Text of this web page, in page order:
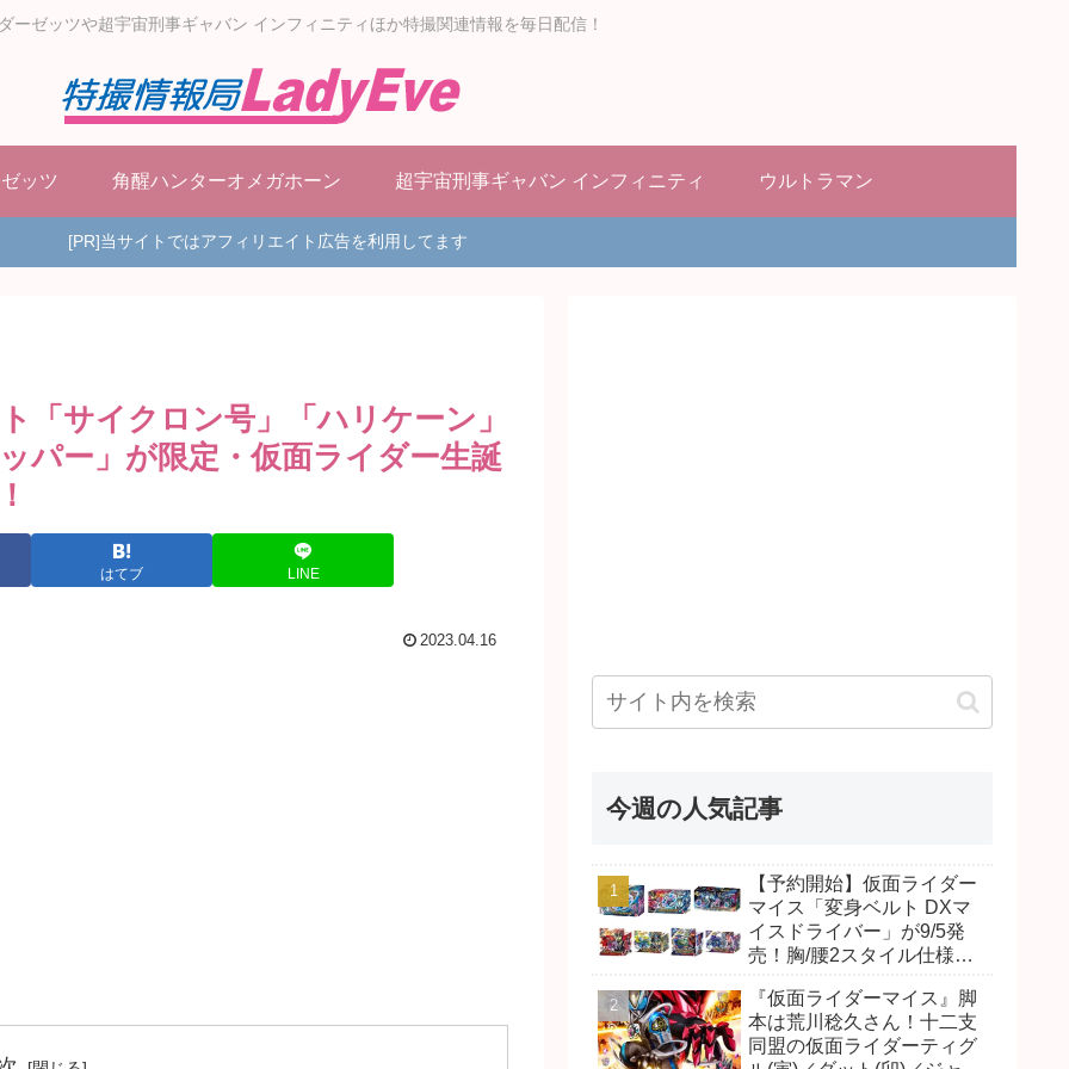
ーゼッツや超宇宙刑事ギャバン インフィニティほか特撮関連情報を毎日配信！
ッツ 角醒ハンターオメガホーン 超宇宙刑事ギャバン インフィニティ ウルトラマン
[PR]当サイトではアフィリエイト広告を利用してます
「サイクロン号」「ハリケーン」
パー」が限定・仮面ライダー生誕
はてブ LINE
2023.04.16
今週の人気記事
【予約開始】仮面ライダー
マイス「変身ベルト DXマ
イスドライバー」が9/5発
売！胸/腰2スタイル仕様！
ッシュ、ジャオ/バイト、ケ
イ/ショットボーンバックル
も！
『仮面ライダーマイス』脚
本は荒川稔久さん！十二支
同盟の仮面ライダーティグ